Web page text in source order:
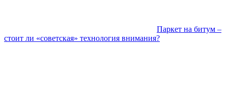
Паркет на битум –
стоит ли «советская» технология внимания?